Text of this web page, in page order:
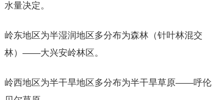
水量决定。
岭东地区为半湿润地区多分布为森林（针叶林混交
林）——大兴安岭林区。
岭西地区为半干旱地区多分布为半干旱草原——呼伦